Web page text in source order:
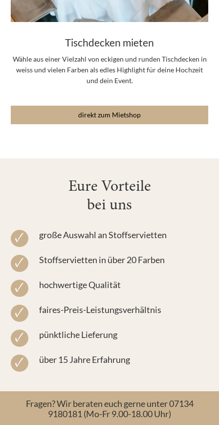
Tischdecken mieten
Wähle aus einer Vielzahl von eckigen und runden Tischdecken in
weiss und vielen Farben als edles Highlight für deine Hochzeit
und dein Event.
direkt zum Mietshop
Eure Vorteile
bei uns
große Auswahl an Stoffservietten
Stoffservietten in über 20 Farben
hochwertige Qualität
faires-Preis-Leistungsverhältnis
pünktliche Lieferung
über 15 Jahre Erfahrung
Fragen? Wir beraten euch gerne unter 07134
9180181 (Mo-Fr 9.00-18.00 Uhr)